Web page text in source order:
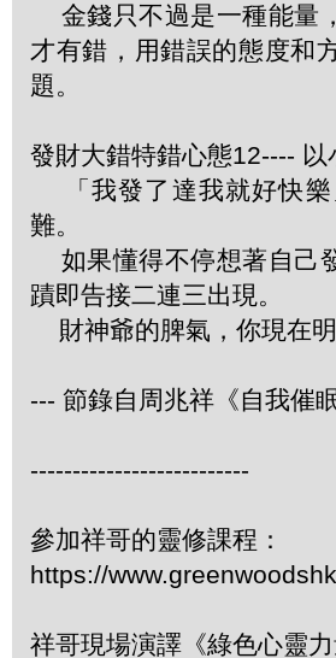
金錢只不過是一種能量
才有錯，用錯誤的態度和
題。
發財大錯特錯心態12---- 以
「我發了達我就好快樂
難。
如果懂得不停想著自己
蹟即告接二連三出現。
財神爺的脾氣，你現在明
--- 節錄自周兆祥《自我催
--------------------------
參加祥哥的靈修課程：
https://
祥哥現場演譯《綠色心靈力